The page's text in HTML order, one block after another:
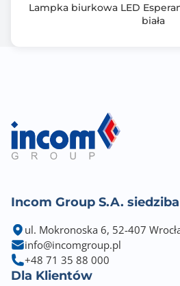
Lampka biurkowa LED
biała
Incom Group S.A.
ul. Mokronoska 6, 52-407
info@incomgroup.pl
+48 71 35 88 000
Dla Klientów